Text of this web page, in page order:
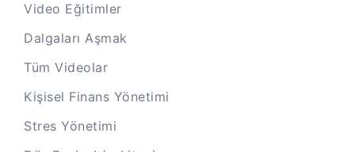
Video Eğitimler
Dalgaları Aşmak
Tüm Videolar
Kişisel Finans Yönetimi
Stres Yönetimi